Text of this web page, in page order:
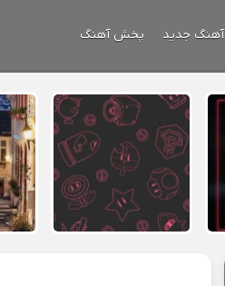
آهنگ جدید پخش آهنگ